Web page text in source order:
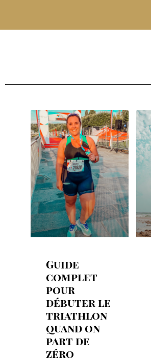
Guide
complet
pour
débuter le
triathlon
quand on
part de
zéro